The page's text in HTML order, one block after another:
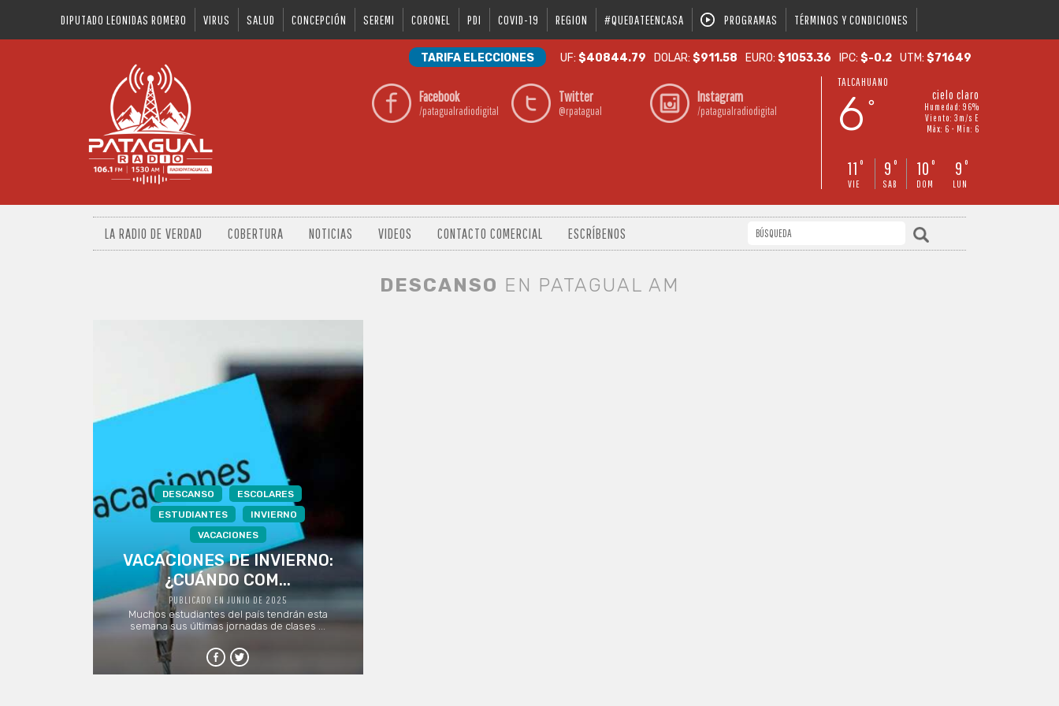
DIPUTADO LEONIDAS ROMERO VIRUS SALUD CONCEPCIÓN SEREMI CORONEL PDI COVID-19 REGION #QUEDATEENCASA PROGRAMAS TÉRMINOS Y CONDICIONES
TARIFA ELECCIONES UF:$40844.79 DOLAR:$911.58 EURO:$1053.36 IPC:$-0.2 UTM:$71649
Facebook
/patagualradiodigital
Twitter
@rpatagual
Instagram
/patagualradiodigital
TALCAHUANO
6 °
cielo claro
Humedad: 96%
Viento: 3m/s E
Máx: 6 • Mín: 6
11 °
VIE
9 °
SAB
10 °
DOM
9 °
LUN
LA RADIO DE VERDAD COBERTURA NOTICIAS VIDEOS CONTACTO COMERCIAL ESCRÍBENOS
DESCANSO EN PATAGUAL AM
DESCANSO
ESCOLARES
ESTUDIANTES
INVIERNO
VACACIONES
VACACIONES DE INVIERNO:
¿CUÁNDO COM...
PUBLICADO EN JUNIO DE 2025
Muchos estudiantes del país tendrán esta
semana sus últimas jornadas de clases ...